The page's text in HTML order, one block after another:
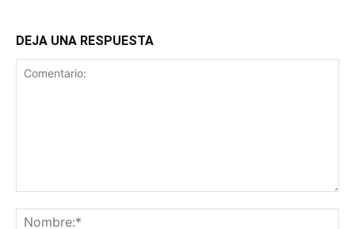
DEJA UNA RESPUESTA